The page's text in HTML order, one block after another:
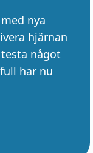
nya
hjärnan
något
har nu